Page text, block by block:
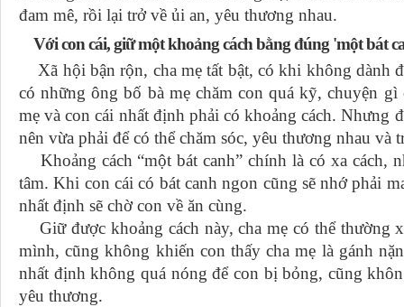
đam mê, rồi lại trở về ủi an, yêu thương nhau.
Với con cái, giữ một khoảng cách bằng đúng 'một bát
Xã hội bận rộn, cha mẹ tất bật, có khi không dành
có những ông bố bà mẹ chăm con quá kỹ, chuyện
mẹ và con cái nhất định phải có khoảng cách. Nhưng
nên vừa phải để có thể chăm sóc, yêu thương nhau và
Khoảng cách “một bát canh” chính là có xa cách,
tâm. Khi con cái có bát canh ngon cũng sẽ nhớ phải
nhất định sẽ chờ con về ăn cùng.
Giữ được khoảng cách này, cha mẹ có thể thường
mình, cũng không khiến con thấy cha mẹ là gánh
nhất định không quá nóng để con bị bỏng, cũng
yêu thương.